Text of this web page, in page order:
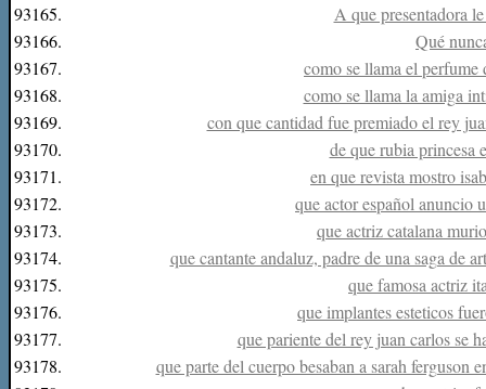
93165.
A que presentadora
93166.
Qué
93167.
como se llama el
93168.
como se llama la amiga
93169.
con que cantidad fue premiado el rey
93170.
de que rubia princesa
93171.
en que revista mostro
93172.
que actor español anuncio
93173.
que actriz catalana
93174.
que cantante andaluz, padre de una saga de
93175.
que famosa actriz
93176.
que implantes esteticos
93177.
que pariente del rey juan carlos se
93178.
que parte del cuerpo besaban a sarah ferguson